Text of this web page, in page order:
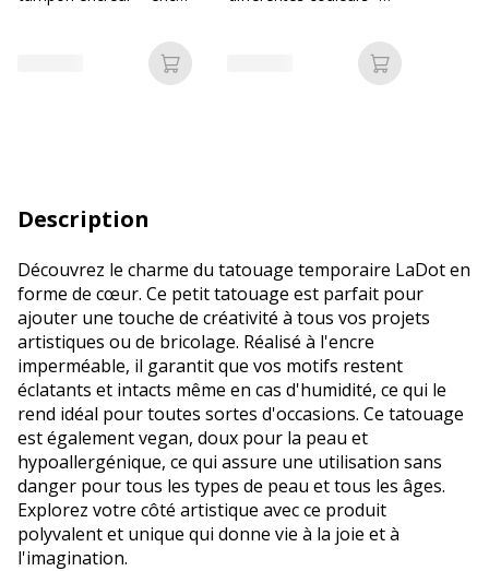
Ajouter au panier Ajouter au
Description
Découvrez le charme du tatouage temporaire LaDot en
forme de cœur. Ce petit tatouage est parfait pour
ajouter une touche de créativité à tous vos projets
artistiques ou de bricolage. Réalisé à l'encre
imperméable, il garantit que vos motifs restent
éclatants et intacts même en cas d'humidité, ce qui le
rend idéal pour toutes sortes d'occasions. Ce tatouage
est également vegan, doux pour la peau et
hypoallergénique, ce qui assure une utilisation sans
danger pour tous les types de peau et tous les âges.
Explorez votre côté artistique avec ce produit
polyvalent et unique qui donne vie à la joie et à
l'imagination.